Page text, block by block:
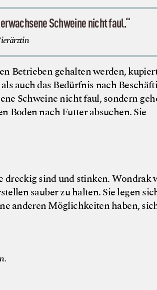
Schweine nicht faul.“
Betrieben gehalten werden,
auch das Bedürfnis nach
Schweine nicht faul, sondern
Boden nach Futter absuchen. Sie
dreckig sind und stinken. Wondrak
sauber zu halten. Sie legen
anderen Möglichkeiten haben,